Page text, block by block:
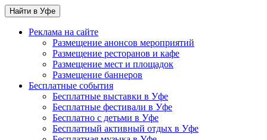
Найти в Уфе
Реклама на сайте
Размещение анонсов мероприятий
Размещение ресторанов и кафе
Размещение мест и площадок
Размещение баннеров
Бесплатные события
Бесплатные выставки в Уфе
Бесплатные фестивали в Уфе
Бесплатно с детьми в Уфе
Бесплатный активный отдых в Уфе